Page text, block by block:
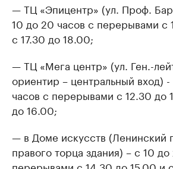
— ТЦ «Эпицентр» (ул. Проф.
10 до 20 часов с перерывами с
с 17.30 до 18.00;
— ТЦ «Мега центр» (ул. Ген.-
ориентир – центральный вход)
часов с перерывами с 12.30 до
до 16.00;
— в Доме искусств (Ленинский
правого торца здания) – с 10